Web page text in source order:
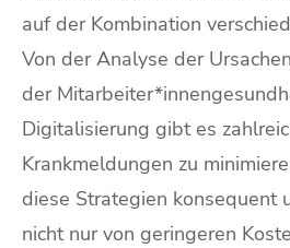
auf der Kombination
Von der Analyse der
der
Digitalisierung gibt es
Krankmeldungen zu
diese Strategien konsequent
nicht nur von geringeren